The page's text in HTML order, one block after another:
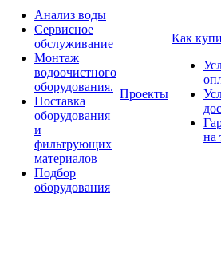
Анализ воды
Сервисное
обслуживание
Монтаж
водоочистного
оборудования.
Поставка
оборудования
и
фильтрующих
материалов
Подбор
оборудования
Проекты
Как
на